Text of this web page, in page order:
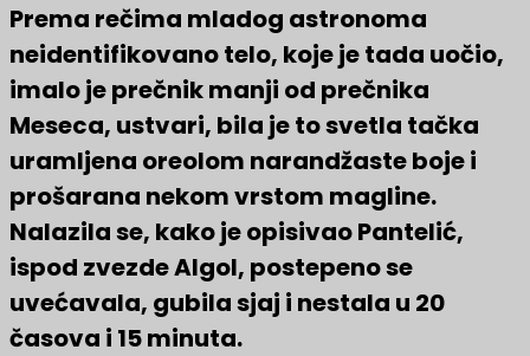
Prema rečima mladog astronoma
neidentifikovano telo, koje je tada uočio,
imalo je prečnik manji od prečnika
Meseca, ustvari, bila je to svetla tačka
uramljena oreolom narandžaste boje i
prošarana nekom vrstom magline.
Nalazila se, kako je opisivao Pantelić,
ispod zvezde Algol, postepeno se
uvećavala, gubila sjaj i nestala u 20
časova i 15 minuta.